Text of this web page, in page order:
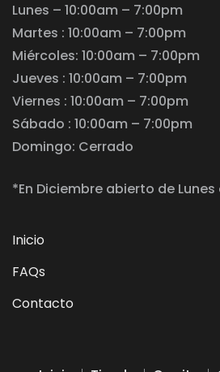
Lunes – 10:00am – 7:00pm
Martes : 10:00am – 7:00pm
Miércoles: 10:00am – 7:00pm
Jueves : 10:00am – 7:00pm
Viernes : 10:00am – 7:00pm
Sábado : 10:00am – 7:00pm
Domingo: Cerrado
*En Diciembre abierto de
Inicio
FAQs
Contacto